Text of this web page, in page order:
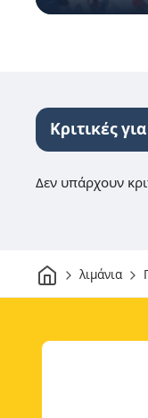
Κριτικές
Δεν υπάρχουν
Σπίτιλιμάνια